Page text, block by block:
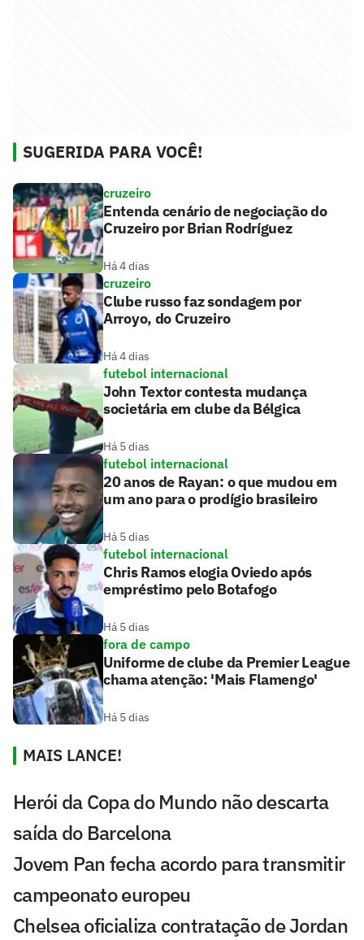
SUGERIDA PARA VOCÊ!
cruzeiro
Entenda cenário de negociação do
Cruzeiro por Brian Rodríguez
Há 4 dias
cruzeiro
Clube russo faz sondagem por
Arroyo, do Cruzeiro
Há 4 dias
futebol internacional
John Textor contesta mudança
societária em clube da Bélgica
Há 5 dias
futebol internacional
20 anos de Rayan: o que mudou em
um ano para o prodígio brasileiro
Há 5 dias
futebol internacional
Chris Ramos elogia Oviedo após
empréstimo pelo Botafogo
Há 5 dias
fora de campo
Uniforme de clube da Premier League
chama atenção: 'Mais Flamengo'
Há 5 dias
MAIS LANCE!
Herói da Copa do Mundo não descarta
saída do Barcelona
Jovem Pan fecha acordo para transmitir
campeonato europeu
Chelsea oficializa contratação de Jordan